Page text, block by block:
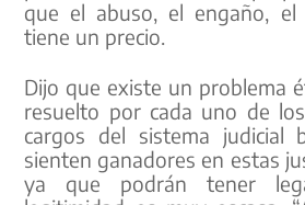
que el abuso, el engaño,
tiene un precio.
Dijo que existe un problema
resuelto por cada uno de
cargos del sistema judicial
sienten ganadores en estas
ya que podrán tener